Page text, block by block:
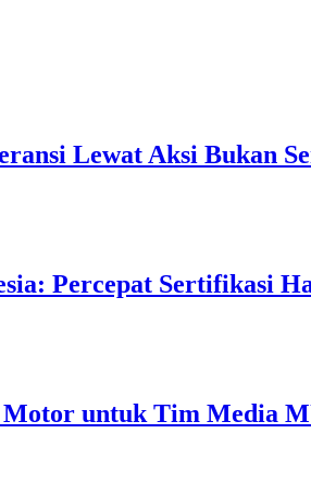
Lewat Aksi Bukan
Percepat Sertifikasi
untuk Tim Media